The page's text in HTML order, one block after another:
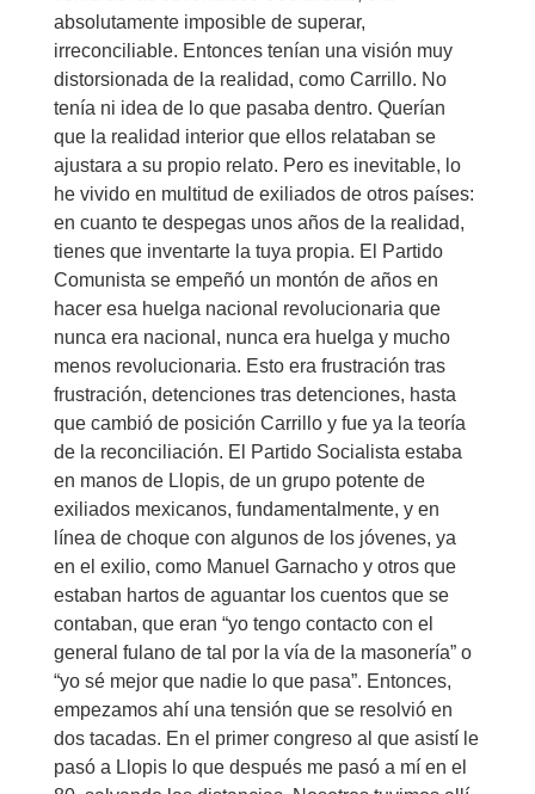
absolutamente imposible de superar,
irreconciliable. Entonces tenían una visión muy
distorsionada de la realidad, como Carrillo. No
tenía ni idea de lo que pasaba dentro. Querían
que la realidad interior que ellos relataban se
ajustara a su propio relato. Pero es inevitable, lo
he vivido en multitud de exiliados de otros países:
en cuanto te despegas unos años de la realidad,
tienes que inventarte la tuya propia. El Partido
Comunista se empeñó un montón de años en
hacer esa huelga nacional revolucionaria que
nunca era nacional, nunca era huelga y mucho
menos revolucionaria. Esto era frustración tras
frustración, detenciones tras detenciones, hasta
que cambió de posición Carrillo y fue ya la teoría
de la reconciliación. El Partido Socialista estaba
en manos de Llopis, de un grupo potente de
exiliados mexicanos, fundamentalmente, y en
línea de choque con algunos de los jóvenes, ya
en el exilio, como Manuel Garnacho y otros que
estaban hartos de aguantar los cuentos que se
contaban, que eran “yo tengo contacto con el
general fulano de tal por la vía de la masonería” o
“yo sé mejor que nadie lo que pasa”. Entonces,
empezamos ahí una tensión que se resolvió en
dos tacadas. En el primer congreso al que asistí le
pasó a Llopis lo que después me pasó a mí en el